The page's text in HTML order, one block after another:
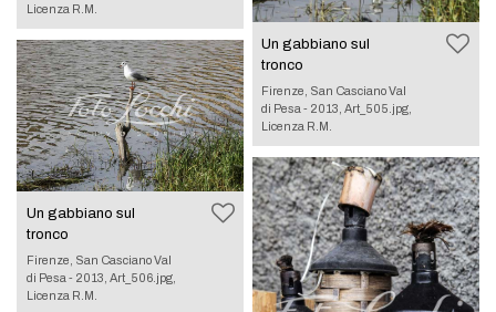
Licenza R.M.
Un gabbiano sul
tronco
Firenze, San Casciano Val
di Pesa - 2013, Art_506.jpg,
Licenza R.M.
Un gabbiano sul
tronco
Firenze, San Casciano Val
di Pesa - 2013, Art_505.jpg,
Licenza R.M.